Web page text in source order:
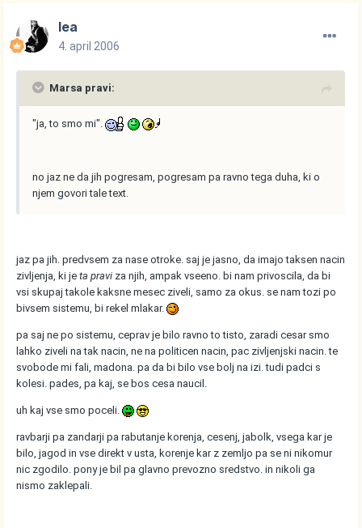
lea
4. april 2006
Marsa pravi:
"ja, to smo mi".
no jaz ne da jih pogresam, pogresam pa ravno tega duha, ki o
njem govori tale text.
jaz pa jih. predvsem za nase otroke. saj je jasno, da imajo taksen nacin
zivljenja, ki jeta pravi za njih, ampak vseeno. bi nam privoscila, da bi
vsi skupaj takole kaksne mesec ziveli, samo za okus. se nam tozi po
bivsem sistemu, bi rekel mlakar.
pa saj ne po sistemu, ceprav je bilo ravno to tisto, zaradi cesar smo
lahko ziveli na tak nacin, ne na politicen nacin, pac zivljenjski nacin. te
svobode mi fali, madona. pa da bi bilo vse bolj na izi. tudi padci s
kolesi. pades, pa kaj, se bos cesa naucil.
uh kaj vse smo poceli.
ravbarji pa zandarji pa rabutanje korenja, cesenj, jabolk, vsega kar je
bilo, jagod in vse direkt v usta, korenje kar z zemljo pa se ni nikomur
nic zgodilo. pony je bil pa glavno prevozno sredstvo. in nikoli ga
nismo zaklepali.